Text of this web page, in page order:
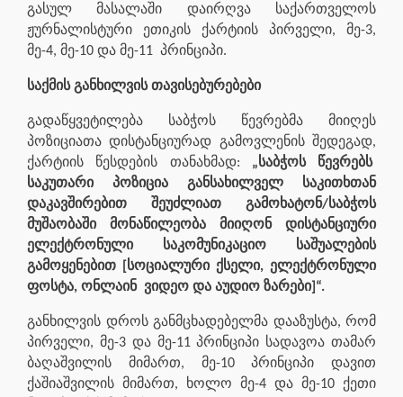
გასულ მასალაში დაირღვა საქართველოს
ჟურნალისტური ეთიკის ქარტიის პირველი, მე-3,
მე-4, მე-10 და მე-11 პრინციპი.
საქმის განხილვის თავისებურებები
გადაწყვეტილება საბჭოს წევრებმა მიიღეს
პოზიციათა დისტანციურად გამოვლენის შედეგად,
ქარტიის წესდების თანახმად: „საბჭოს წევრებს
საკუთარი პოზიცია განსახილველ საკითხთან
დაკავშირებით შეუძლიათ გამოხატონ/საბჭოს
მუშაობაში მონაწილეობა მიიღონ დისტანციური
ელექტრონული საკომუნიკაციო საშუალების
გამოყენებით [სოციალური ქსელი, ელექტრონული
ფოსტა, ონლაინ ვიდეო და აუდიო ზარები]“.
განხილვის დროს განმცხადებელმა დააზუსტა, რომ
პირველი, მე-3 და მე-11 პრინციპი სადავოა თამარ
ბაღაშვილის მიმართ, მე-10 პრინციპი დავით
ქაშიაშვილის მიმართ, ხოლო მე-4 და მე-10 ქეთი